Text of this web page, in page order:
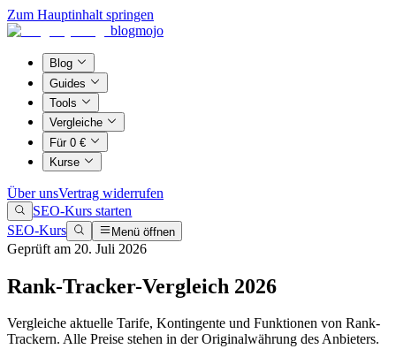
Zum Hauptinhalt springen
blogmojo
Blog
Guides
Tools
Vergleiche
Für 0 €
Kurse
Über unsVertrag widerrufen
SEO-Kurs starten
SEO-Kurs
Menü öffnen
Geprüft am 20. Juli 2026
Rank-Tracker-Vergleich 2026
Vergleiche aktuelle Tarife, Kontingente und Funktionen von Rank-
Trackern. Alle Preise stehen in der Originalwährung des Anbieters.